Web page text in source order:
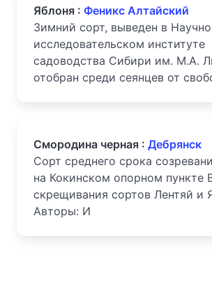
Яблоня : Феникс Алтайский
Зимний сорт, выведен в
исследовательском институте
садоводства Сибири им. М.А.
отобран среди сеянцев от
Смородина черная : Дебрянск
Сорт среднего срока
на Кокинском опорном
скрещивания сортов Лентяй и
Авторы: И